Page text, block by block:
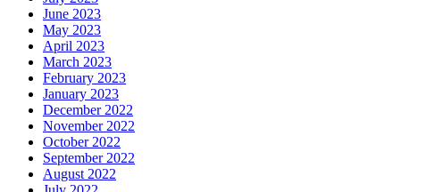
June 2023
May 2023
April 2023
March 2023
February 2023
January 2023
December 2022
November 2022
October 2022
September 2022
August 2022